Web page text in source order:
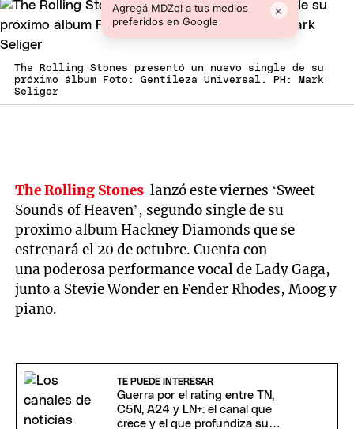
Agregá MDZol a tus medios
preferidos en Google
×
The Rolling Stones presentó un nuevo single de su
próximo álbum Foto: Gentileza Universal. PH: Mark
Seliger
The Rolling Stones lanzó este viernes ‘Sweet
Sounds of Heaven’, segundo single de su
proximo album Hackney Diamonds que se
estrenará el 20 de octubre. Cuenta con
una poderosa performance vocal de Lady Gaga,
junto a Stevie Wonder en Fender Rhodes, Moog y
piano.
TE PUEDE INTERESAR
Guerra por el rating entre TN,
C5N, A24 y LN+: el canal que
crece y el que profundiza su